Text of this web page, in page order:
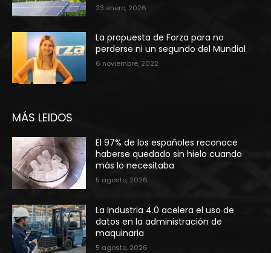
23 enero, 2026
La propuesta de Forza para no
perderse ni un segundo del Mundial
6 noviembre, 2022
MÁS LEIDOS
El 97% de los españoles reconoce
haberse quedado sin hielo cuando
más lo necesitaba
5 agosto, 2026
La Industria 4.0 acelera el uso de
datos en la administración de
maquinaria
5 agosto, 2026